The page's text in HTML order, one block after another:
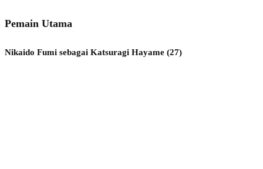
Pemain Utama
Nikaido Fumi sebagai Katsuragi Hayame (27)